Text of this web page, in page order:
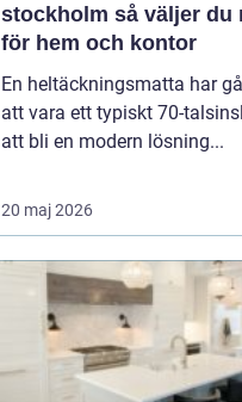
stockholm så väljer du rätt
för hem och kontor
En heltäckningsmatta har
att vara ett typiskt 70-
att bli en modern lösning...
20 maj 2026